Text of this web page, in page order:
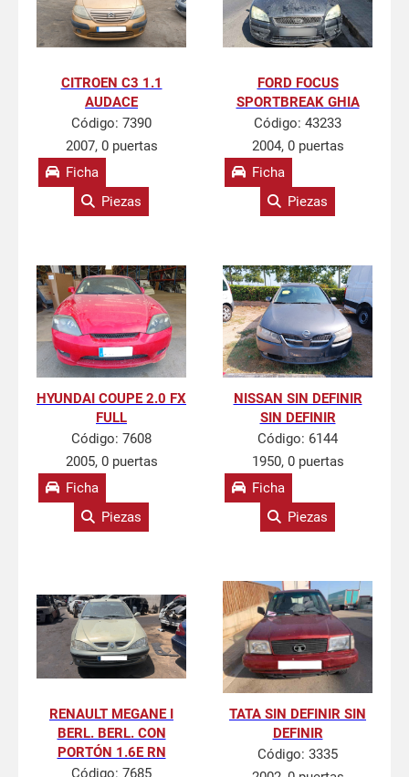
CITROEN C3 1.1
AUDACE
Código: 7390
2007, 0 puertas
Ficha
Piezas
FORD FOCUS
SPORTBREAK GHIA
Código: 43233
2004, 0 puertas
Ficha
Piezas
HYUNDAI COUPE 2.0 FX
FULL
Código: 7608
2005, 0 puertas
Ficha
Piezas
NISSAN SIN DEFINIR
SIN DEFINIR
Código: 6144
1950, 0 puertas
Ficha
Piezas
RENAULT MEGANE I
BERL. BERL. CON
PORTÓN 1.6E RN
Código: 7685
TATA SIN DEFINIR SIN
DEFINIR
Código: 3335